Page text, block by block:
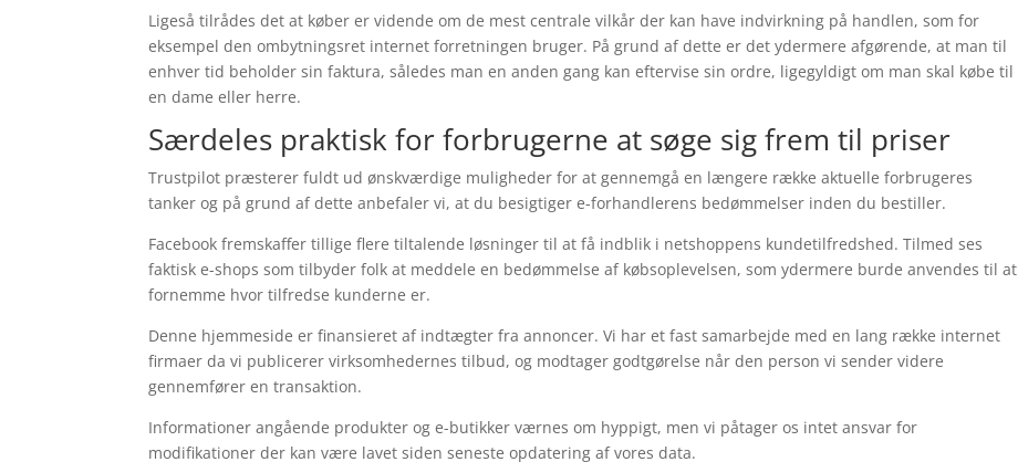
Ligeså tilrådes det at køber er vidende om de mest centrale vilkår der kan have indvirkning på handlen, som for
eksempel den ombytningsret internet forretningen bruger. På grund af dette er det ydermere afgørende, at man til
enhver tid beholder sin faktura, således man en anden gang kan eftervise sin ordre, ligegyldigt om man skal købe til
en dame eller herre.
Særdeles praktisk for forbrugerne at søge sig frem til priser
Trustpilot præsterer fuldt ud ønskværdige muligheder for at gennemgå en længere række aktuelle forbrugeres
tanker og på grund af dette anbefaler vi, at du besigtiger e-forhandlerens bedømmelser inden du bestiller.
Facebook fremskaffer tillige flere tiltalende løsninger til at få indblik i netshoppens kundetilfredshed. Tilmed ses
faktisk e-shops som tilbyder folk at meddele en bedømmelse af købsoplevelsen, som ydermere burde anvendes til at
fornemme hvor tilfredse kunderne er.
Denne hjemmeside er finansieret af indtægter fra annoncer. Vi har et fast samarbejde med en lang række internet
firmaer da vi publicerer virksomhedernes tilbud, og modtager godtgørelse når den person vi sender videre
gennemfører en transaktion.
Informationer angående produkter og e-butikker værnes om hyppigt, men vi påtager os intet ansvar for
modifikationer der kan være lavet siden seneste opdatering af vores data.